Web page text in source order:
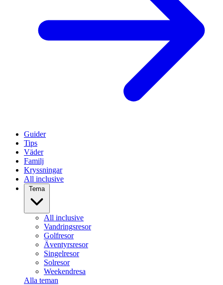
Guider
Tips
Väder
Familj
Kryssningar
All inclusive
Tema
All inclusive
Vandringsresor
Golfresor
Äventyrsresor
Singelresor
Solresor
Weekendresa
Alla teman